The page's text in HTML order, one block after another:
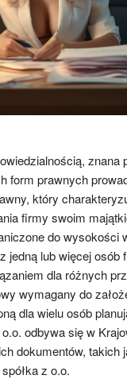
znana
form prawnych
który
firmy swoim
do wysokości
jedną lub więcej
dla różnych
wymagany do
dla wielu osób
odbywa się w
dokumentów, takich
z o.o.